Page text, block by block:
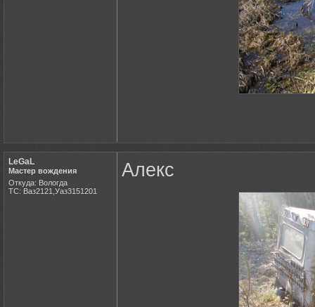
LeGaL
Мастер вождения
Откуда: Вологда
ТС: Ваз2121,Уаз3151201
Алекс